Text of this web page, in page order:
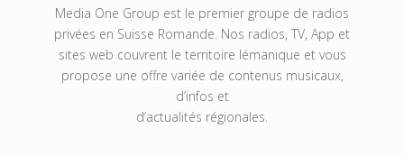
Media One Group est le premier groupe de radios
privées en Suisse Romande. Nos radios, TV, App et
sites web couvrent le territoire lémanique et vous
propose une offre variée de contenus musicaux,
d’infos et
d’actualités régionales.